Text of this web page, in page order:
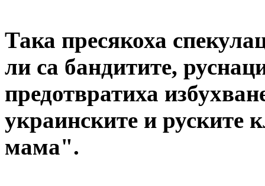
Така пресякоха
ли са бандитите,
предотвратиха
украинските и руските
мама".